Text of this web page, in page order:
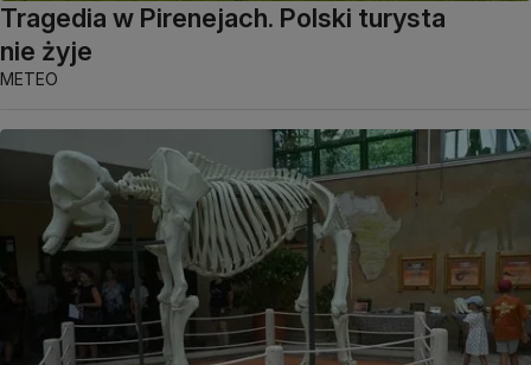
Tragedia w Pirenejach. Polski turysta
nie żyje
METEO